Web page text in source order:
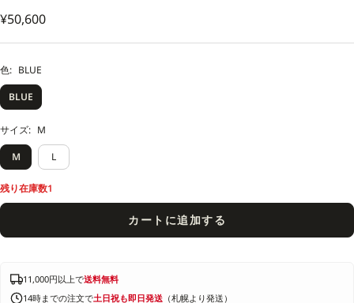
セ
ー
価
格
¥50,600
色: BLUE
BLUE
サイズ: M
M
L
残り在庫数1
カートに追加する
11,000円以上で送料無料
14時までの注文で土日祝も即日発送 （札幌より発送）